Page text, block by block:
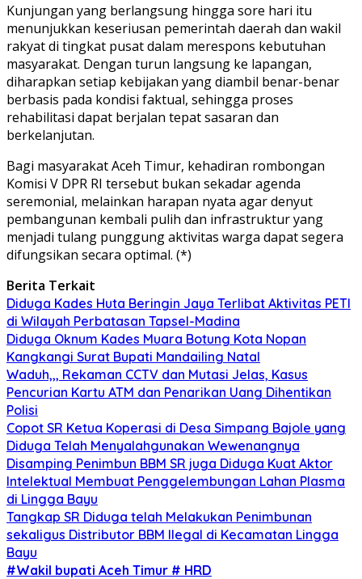
Kunjungan yang berlangsung hingga sore hari itu
menunjukkan keseriusan pemerintah daerah dan wakil
rakyat di tingkat pusat dalam merespons kebutuhan
masyarakat. Dengan turun langsung ke lapangan,
diharapkan setiap kebijakan yang diambil benar-benar
berbasis pada kondisi faktual, sehingga proses
rehabilitasi dapat berjalan tepat sasaran dan
berkelanjutan.
Bagi masyarakat Aceh Timur, kehadiran rombongan
Komisi V DPR RI tersebut bukan sekadar agenda
seremonial, melainkan harapan nyata agar denyut
pembangunan kembali pulih dan infrastruktur yang
menjadi tulang punggung aktivitas warga dapat segera
difungsikan secara optimal. (*)
Berita Terkait
Diduga Kades Huta Beringin Jaya Terlibat Aktivitas PETI
di Wilayah Perbatasan Tapsel-Madina
Diduga Oknum Kades Muara Botung Kota Nopan
Kangkangi Surat Bupati Mandailing Natal
Waduh,,, Rekaman CCTV dan Mutasi Jelas, Kasus
Pencurian Kartu ATM dan Penarikan Uang Dihentikan
Polisi
Copot SR Ketua Koperasi di Desa Simpang Bajole yang
Diduga Telah Menyalahgunakan Wewenangnya
Disamping Penimbun BBM SR juga Diduga Kuat Aktor
Intelektual Membuat Penggelembungan Lahan Plasma
di Lingga Bayu
Tangkap SR Diduga telah Melakukan Penimbunan
sekaligus Distributor BBM Ilegal di Kecamatan Lingga
Bayu
#Wakil bupati Aceh Timur # HRD